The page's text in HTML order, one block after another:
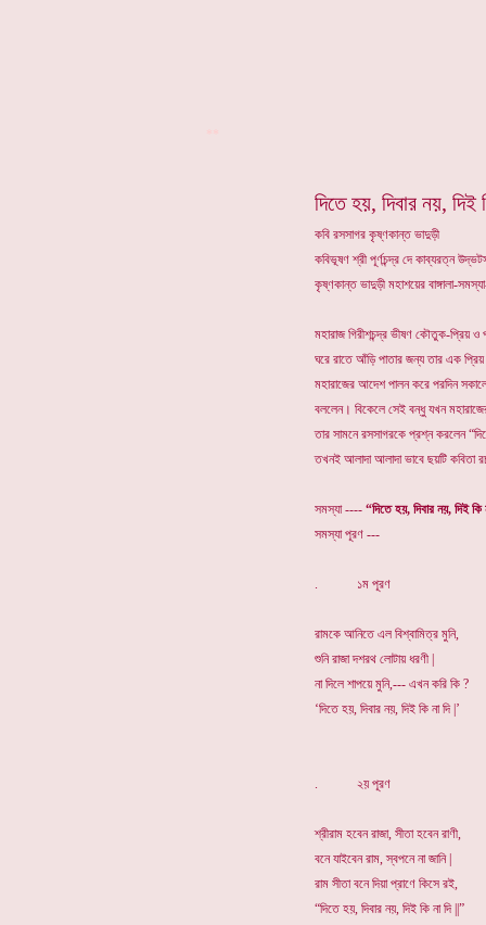
দিতে হয়, দিবার নয়, দিই
কবি রসসাগর কৃষ্ণকান্ত ভাদুড়ী
কবিভূষণ শ্রী পূর্ণচন্দ্র দে কাব্যরত্ন
কৃষ্ণকান্ত ভাদুড়ী মহাশয়ের বাঙ্গালা-
মহারাজ গিরীশচন্দ্র ভীষণ কৌতুক-প্রিয়
ঘরে রাতে আঁড়ি পাতার জন্য তার এক
মহারাজের আদেশ পালন করে পরদিন
বললেন। বিকেলে সেই বন্ধু যখন
তার সামনে রসসাগরকে প্রশ্ন করলেন
তখনই আলাদা আলাদা ভাবে ছয়টি কবিতা
সমস্যা ---- “দিতে হয়, দিবার নয়, দিই কি
সমস্যা পূরণ ---
. ১ম পূরণ
রামকে আনিতে এল বিশ্বামিত্র মুনি,
শুনি রাজা দশরথ লোটায় ধরণী |
না দিলে শাপয়ে মুনি,--- এখন করি কি ?
‘দিতে হয়, দিবার নয়, দিই কি না দি |’
. ২য় পূরণ
শ্রীরাম হবেন রাজা, সীতা হবেন রাণী,
বনে যাইবেন রাম, স্বপনে না জানি |
রাম সীতা বনে দিয়া প্রাণে কিসে রই,
“দিতে হয়, দিবার নয়, দিই কি না দি ||”